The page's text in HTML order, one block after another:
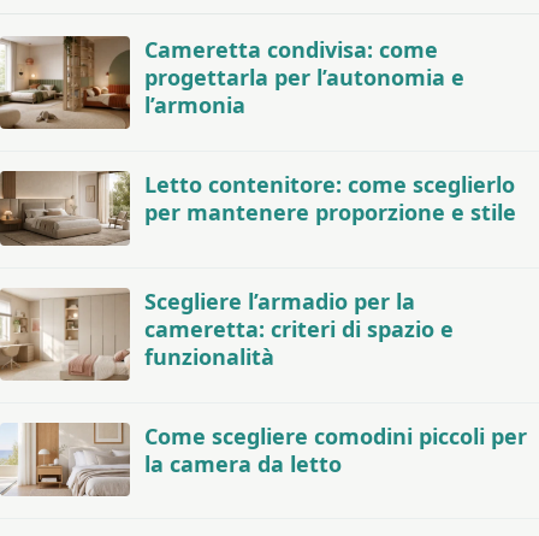
Cameretta condivisa: come
progettarla per l’autonomia e
l’armonia
Letto contenitore: come sceglierlo
per mantenere proporzione e stile
Scegliere l’armadio per la
cameretta: criteri di spazio e
funzionalità
Come scegliere comodini piccoli per
la camera da letto